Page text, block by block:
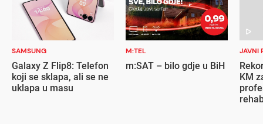
SAMSUNG
Galaxy Z Flip8: Telefon
koji se sklapa, ali se ne
uklapa u masu
M:TEL
m:SAT – bilo gdje u BiH
JAVNI
KM